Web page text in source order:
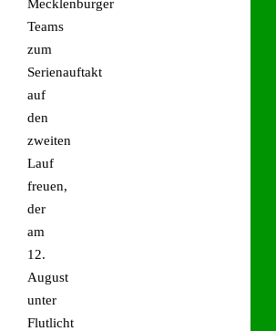
Mecklenburger
Teams
zum
Serienauftakt
auf
den
zweiten
Lauf
freuen,
der
am
12.
August
unter
Flutlicht